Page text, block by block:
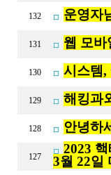
132 운영자
131 웹 모바
130 시스템,
129 해킹과
128 안녕하
127
2023
3월 22일